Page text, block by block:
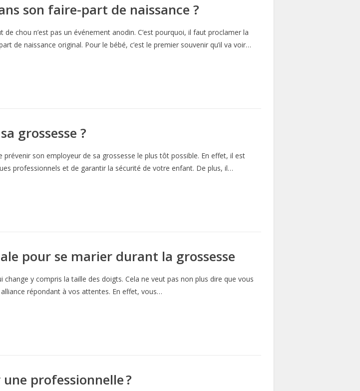
son faire-part de naissance ?
chou n’est pas un événement anodin. C’est pourquoi, il faut proclamer la
de naissance original. Pour le bébé, c’est le premier souvenir qu’il va voir…
grossesse ?
prévenir son employeur de sa grossesse le plus tôt possible. En effet, il est
professionnels et de garantir la sécurité de votre enfant. De plus, il…
pour se marier durant la grossesse
y compris la taille des doigts. Cela ne veut pas non plus dire que vous
répondant à vos attentes. En effet, vous…
professionnelle ?